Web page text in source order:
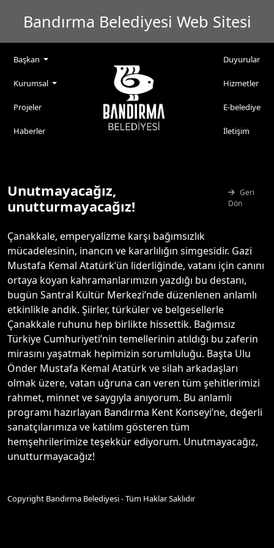
Bandırma Belediyesi Web Sitesi
Başkan
Kurumsal
Projeler
Haberler
Duyurular
Hizmetler
E-belediye
İletişim
Unutmayacağız,
unutturmayacağız!
Geri
Dön
Çanakkale, emperyalizme karşı bağımsızlık
mücadelesinin, inancın ve kararlılığın simgesidir. Gazi
Mustafa Kemal Atatürk’ün liderliğinde, vatanı için canını
ortaya koyan kahramanlarımızın yazdığı bu destanı,
bugün Santral Kültür Merkezi’nde düzenlenen anlamlı
etkinlikle andık. Şiirler, türküler ve belgesellerle
Çanakkale ruhunu hep birlikte hissettik. Bağımsız
Türkiye Cumhuriyeti’nin temellerinin atıldığı bu zaferin
mirasını yaşatmak hepimizin sorumluluğu. Başta Ulu
Önder Mustafa Kemal Atatürk ve silah arkadaşları
olmak üzere, vatan uğruna can veren tüm şehitlerimizi
rahmet, minnet ve saygıyla anıyorum. Bu anlamlı
programı hazırlayan Bandırma Kent Konseyi’ne, değerli
sanatçılarımıza ve katılım gösteren tüm
hemşehrilerimize teşekkür ediyorum. Unutmayacağız,
unutturmayacağız!
Copyright Bandırma Belediyesi - Tüm Haklar Saklıdır